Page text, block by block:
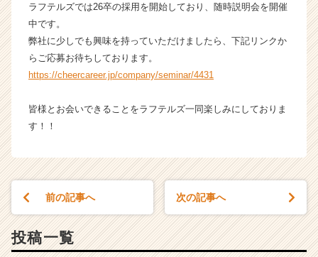
イ
チ
ア
キ
ア
e
e
a
e
ラフテルズでは26卒の採用を開始しており、随時説明会を開催
中です。
弊社に少しでも興味を持っていただけましたら、下記リンクか
らご応募お待ちしております。
https://cheercareer.jp/company/seminar/4431
皆様とお会いできることをラフテルズ一同楽しみにしておりま
す！！
前の記事へ 次の記事へ
投稿一覧